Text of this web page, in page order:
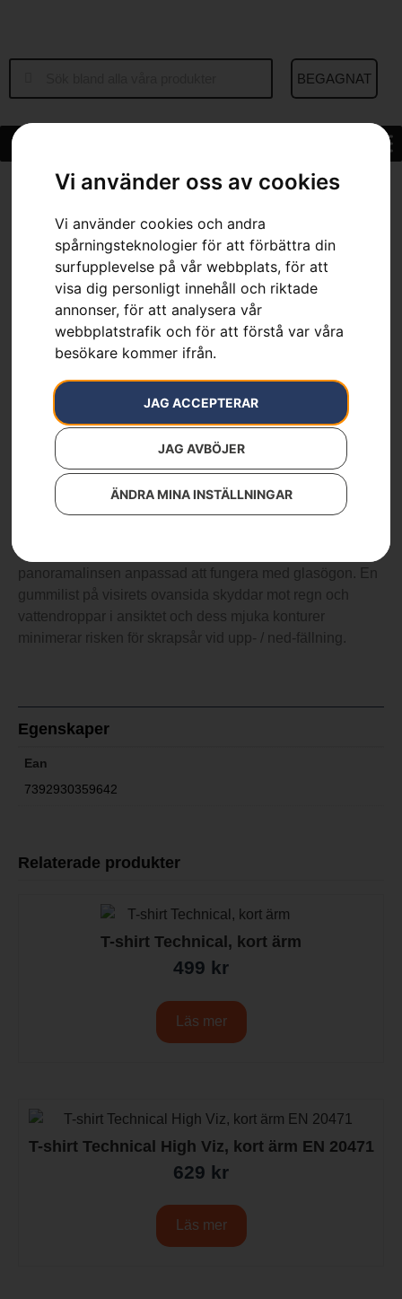
Vi använder oss av cookies
Vi använder cookies och andra
spårningsteknologier för att förbättra din
surfupplevelse på vår webbplats, för att
visa dig personligt innehåll och riktade
annonser, för att analysera vår
webbplatstrafik och för att förstå var våra
besökare kommer ifrån.
JAG ACCEPTERAR
JAG AVBÖJER
ÄNDRA MINA INSTÄLLNINGAR
BEGAGNAT
»Sortiment»Visir – Arboristhjälm
Visir – Arboristhjälm
Artikelnummer: 598862302
Kategorier:
Reservdelar & tillbehör
Skyddsglasögon & Visir
Varumärken
Husqvarna
829kr
Rökfärgat, passar Spire Vent
panoramalinsen anpassad att fungera med glasögon. En
gummilist på visirets ovansida skyddar mot regn och
vattendroppar i ansiktet och dess mjuka konturer
minimerar risken för skrapsår vid upp- / ned-fällning.
Egenskaper
Ean
7392930359642
Relaterade produkter
T-shirt Technical, kort ärm
499 kr
Läs mer
T-shirt Technical High Viz, kort ärm EN 20471
629 kr
Läs mer